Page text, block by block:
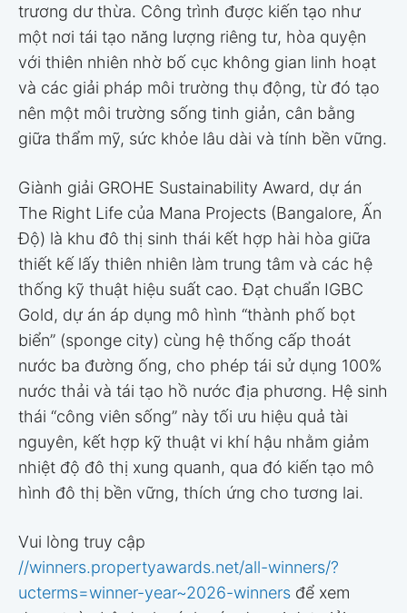
trương dư thừa. Công trình được kiến tạo như
một nơi tái tạo năng lượng riêng tư, hòa quyện
với thiên nhiên nhờ bố cục không gian linh hoạt
và các giải pháp môi trường thụ động, từ đó tạo
nên một môi trường sống tinh giản, cân bằng
giữa thẩm mỹ, sức khỏe lâu dài và tính bền vững.
Giành giải GROHE Sustainability Award, dự án
The Right Life của Mana Projects (Bangalore, Ấn
Độ) là khu đô thị sinh thái kết hợp hài hòa giữa
thiết kế lấy thiên nhiên làm trung tâm và các hệ
thống kỹ thuật hiệu suất cao. Đạt chuẩn IGBC
Gold, dự án áp dụng mô hình “thành phố bọt
biển” (sponge city) cùng hệ thống cấp thoát
nước ba đường ống, cho phép tái sử dụng 100%
nước thải và tái tạo hồ nước địa phương. Hệ sinh
thái “công viên sống” này tối ưu hiệu quả tài
nguyên, kết hợp kỹ thuật vi khí hậu nhằm giảm
nhiệt độ đô thị xung quanh, qua đó kiến tạo mô
hình đô thị bền vững, thích ứng cho tương lai.
Vui lòng truy cập
//winners.propertyawards.net/all-winners/?
ucterms=winner-year~2026-winners để xem